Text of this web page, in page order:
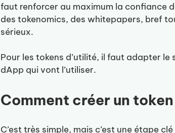
faut renforcer au maximum la confiance
des tokenomics, des whitepapers, bref
sérieux.
Pour les tokens d’utilité, il faut adapter
dApp qui vont l’utiliser.
Comment créer un
C’est très simple, mais c’est une étape